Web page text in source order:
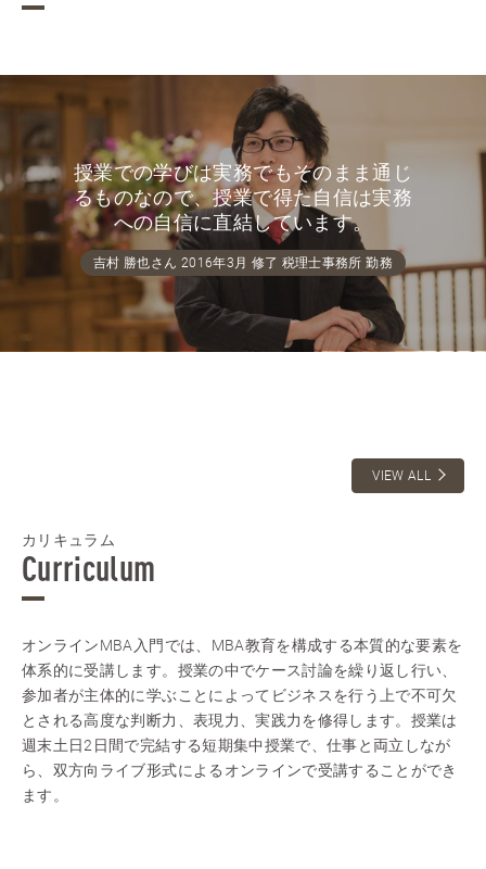
授業での学びは実務でもそのまま通じ
るものなので、授業で得た自信は実務
への自信に直結しています。
吉村 勝也さん 2016年3月 修了 税理士事務所 勤務
VIEW ALL
カリキュラム
Curriculum
オンラインMBA入門では、MBA教育を構成する本質的な要素を
体系的に受講します。授業の中でケース討論を繰り返し行い、
参加者が主体的に学ぶことによってビジネスを行う上で不可欠
とされる高度な判断力、表現力、実践力を修得します。授業は
週末土日2日間で完結する短期集中授業で、仕事と両立しなが
ら、双方向ライブ形式によるオンラインで受講することができ
ます。